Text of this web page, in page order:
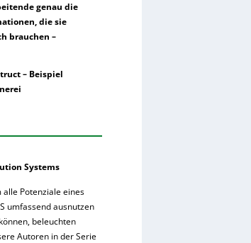
genau die
die sie
brauchen –
– Beispiel
Systems
alle Potenziale eines
umfassend ausnutzen
beleuchten
Autoren in der Serie